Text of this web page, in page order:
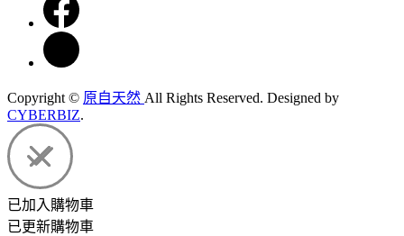
Copyright © 原自天然 All Rights Reserved. Designed by
CYBERBIZ.
已加入購物車
已更新購物車